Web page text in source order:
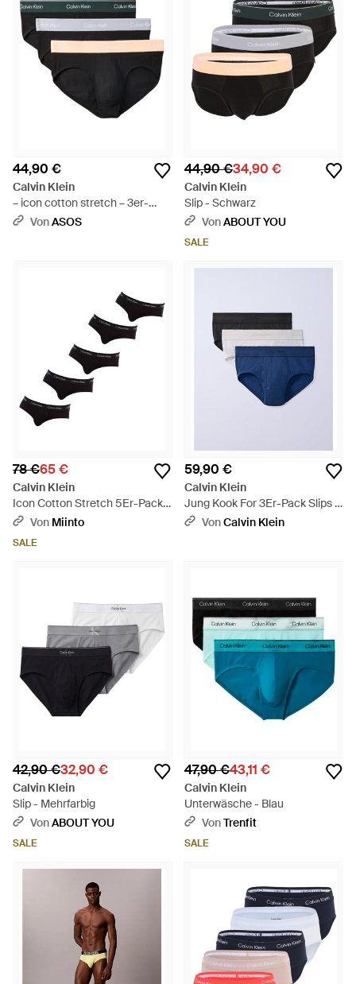
44,90 €
Calvin Klein
– icon cotton stretch – 3er-
pack hüftslips - Schwarz
VonASOS
44,90 €34,90 €
Calvin Klein
Slip - Schwarz
VonABOUT YOU
SALE
78 €65 €
Calvin Klein
Icon Cotton Stretch 5Er-Pack
Slips - Schwarz
Von Miinto
SALE
59,90 €
Calvin Klein
Jung Kook For 3Er-Pack Slips -
BlauVonCalvin Klein
42,90 €32,90 €
Calvin Klein
Slip - Mehrfarbig
VonABOUT YOU
SALE
47,90 €43,11 €
Calvin Klein
Unterwäsche - Blau
VonTrenfit
SALE